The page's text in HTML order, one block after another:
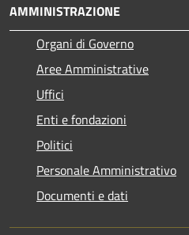
AMMINISTRAZIONE
Organi di Governo
Aree Amministrative
Uffici
Enti e fondazioni
Politici
Personale Amministrativo
Documenti e dati